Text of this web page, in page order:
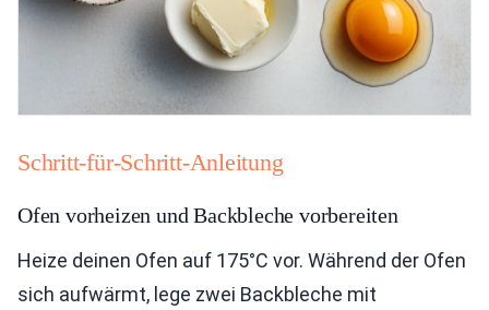
Schritt-für-Schritt-Anleitung
Ofen vorheizen und Backbleche vorbereiten
Heize deinen Ofen auf 175°C vor. Während der Ofen
sich aufwärmt, lege zwei Backbleche mit